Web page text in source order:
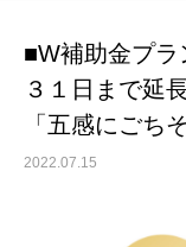
■W補助金プラ
３１日まで延
「五感にごち
2022.07.15